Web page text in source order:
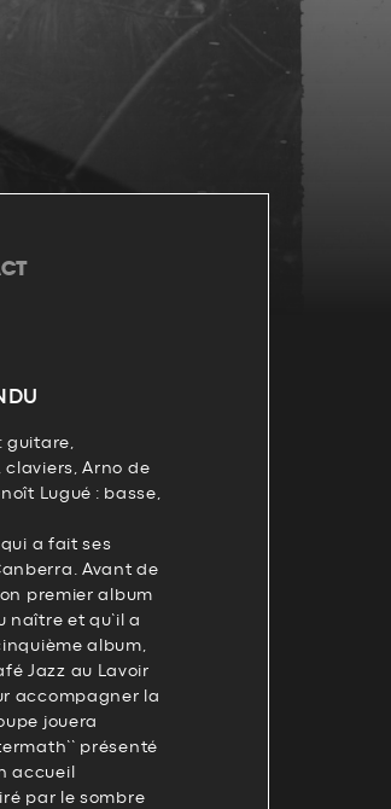
guitare,
claviers, Arno de
Lugué : basse,
a fait ses
Avant de
premier album
naître et qu’il a
album,
Jazz au Lavoir
accompagner la
jouera
présenté
accueil
par le sombre